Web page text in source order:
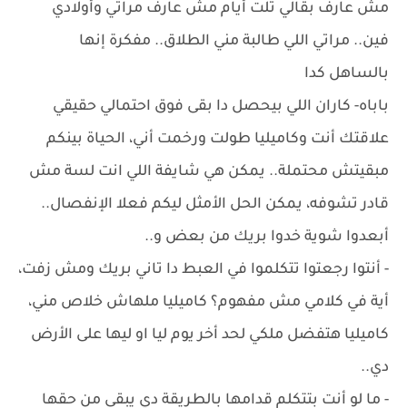
مش عارف بقالي تلت أيام مش عارف مراتي وأولادي
فين.. مراتي اللي طالبة مني الطلاق.. مفكرة إنها
بالساهل كدا
باباه- كاران اللي بيحصل دا بقى فوق احتمالي حقيقي
علاقتك أنت وكاميليا طولت ورخمت أني، الحياة بينكم
مبقيتش محتملة.. يمكن هي شايفة اللي انت لسة مش
قادر تشوفه، يمكن الحل الأمثل ليكم فعلا الإنفصال..
أبعدوا شوية خدوا بريك من بعض و..
- أنتوا رجعتوا تتكلموا في العبط دا تاني بريك ومش زفت،
أية في كلامي مش مفهوم؟ كاميليا ملهاش خلاص مني،
كاميليا هتفضل ملكي لحد أخر يوم ليا او ليها على الأرض
دي..
- ما لو أنت بتتكلم قدامها بالطريقة دي يبقى من حقها